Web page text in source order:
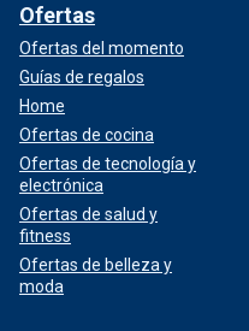
Ofertas
Ofertas del momento
Guías de regalos
Home
Ofertas de cocina
Ofertas de tecnología y
electrónica
Ofertas de salud y
fitness
Ofertas de belleza y
moda